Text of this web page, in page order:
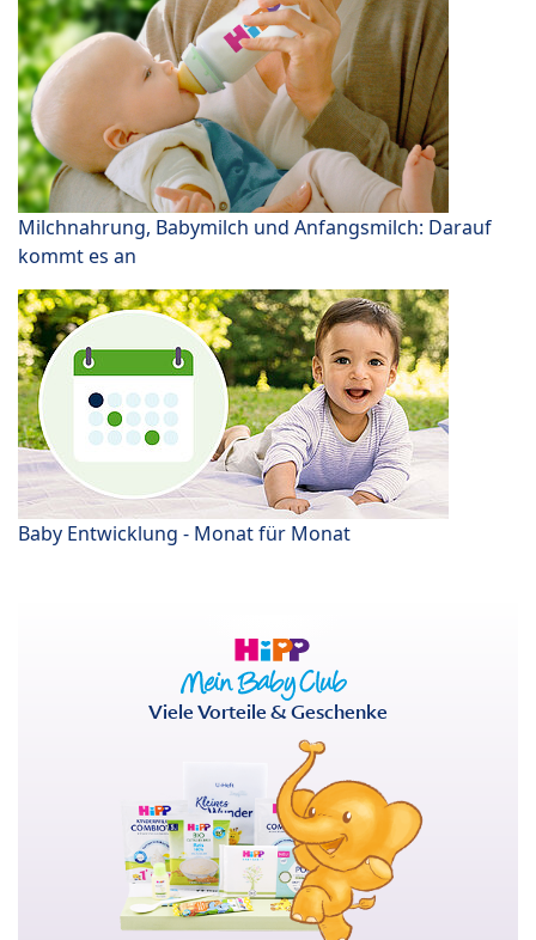
Milchnahrung, Babymilch und Anfangsmilch: Darauf
kommt es an
Baby Entwicklung - Monat für Monat
Viele Vorteile & Geschenke